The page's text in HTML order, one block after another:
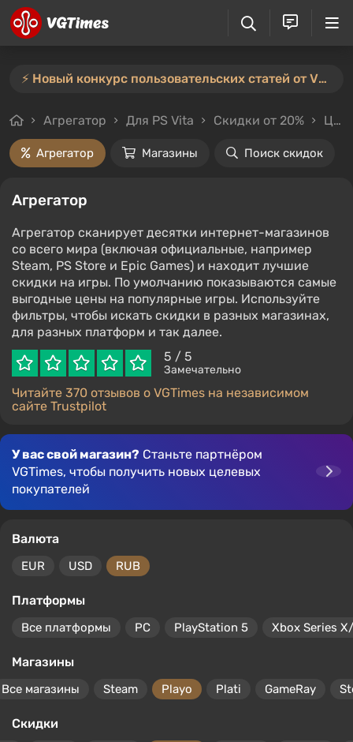
⚡️ Новый конкурс пользовательских статей от VGTimes — участвуйте тут ⚡️
Агрегатор Для PS Vita Скидки от 20% Цены до 1500₽
Агрегатор Магазины Поиск скидок
Агрегатор
Агрегатор сканирует десятки интернет-магазинов
со всего мира (включая официальные, например
Steam, PS Store и Epic Games) и находит лучшие
скидки на игры. По умолчанию показываются самые
выгодные цены на популярные игры. Используйте
фильтры, чтобы искать скидки в разных магазинах,
для разных платформ и так далее.
5 / 5
Замечательно
Читайте 370 отзывов о VGTimes на независимом
сайте Trustpilot
У вас свой магазин? Станьте партнёром
VGTimes, чтобы получить новых целевых
покупателей
Валюта
EUR USD RUB
Платформы
Все платформы PC PlayStation 5 Xbox Series
Магазины
Все магазины Steam Playo Plati GameRay
Скидки